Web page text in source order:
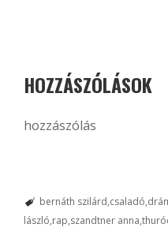
HOZZÁSZÓLÁSOK
hozzászólás
bernáth szilárd csaladó
lászló rap szandtner anna